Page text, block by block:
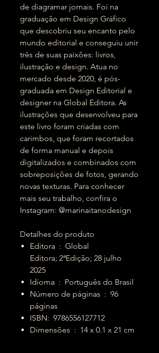
de diagramar jornais. Foi na
graduação em Design Gráfico
que descobriu seu encanto pelo
mundo editorial e conseguiu unir
três de suas paixões: livros,
ilustração e design. Atua no
mercado desde 2020, é pós-
graduada em Design Editorial e
designer na Global Editora. As
ilustrações que desenvolveu para
este livro foram criadas com
carimbos, que foram recortados
de forma manual e depois
digitalizados e combinados com
sobreposições de fotos, gerando
novas texturas. Para conhecer
mais seu trabalho, confira o
Instagram: @marinaitanodesign
Detalhes do produto
Editora ‏ : ‎ Global
Editora; 2ªEdição; 28 julho
2025
Idioma ‏ : ‎ Português do Brasil
Número de páginas ‏ : ‎ 96
páginas
ISBN: ‎ 9786556127712
Dimensões ‏ : ‎ 14 x 0.1 x 21 cm